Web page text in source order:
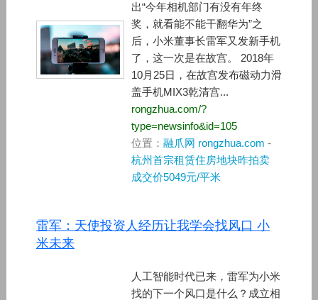
出“今年相机部门有没有年终
奖，就看能不能干翻华为”之
后，小米董事长雷军又发新手机
了，这一次是在故宫。 2018年
10月25日，在故宫发布磁动力滑
盖手机MIX3乾清宫...
rongzhua.com/?
type=newsinfo&id=105
位置： 融爪网 rongzhua.com -
杭州首宗租赁住房地块昨拍卖
成交价5049元/平米
雷军：天使投资人经历让我学会找风口 小
米未来
人工智能时代已来，雷军为小米
找的下一个风口是什么？成立相